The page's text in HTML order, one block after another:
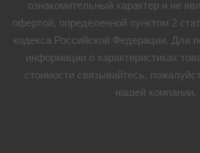
ознакомительный характер и не
офертой, определенной пунктом 2
кодекса Российской Федерации. Для
информации о характеристиках
стоимости связывайтесь,
нашей компании.